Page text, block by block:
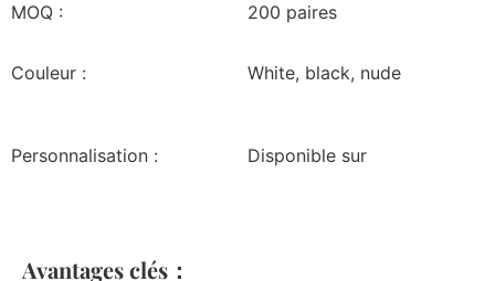
MOQ : 200 paires
Couleur : White, black, nude
Personnalisation : Disponible sur
Avantages clés：